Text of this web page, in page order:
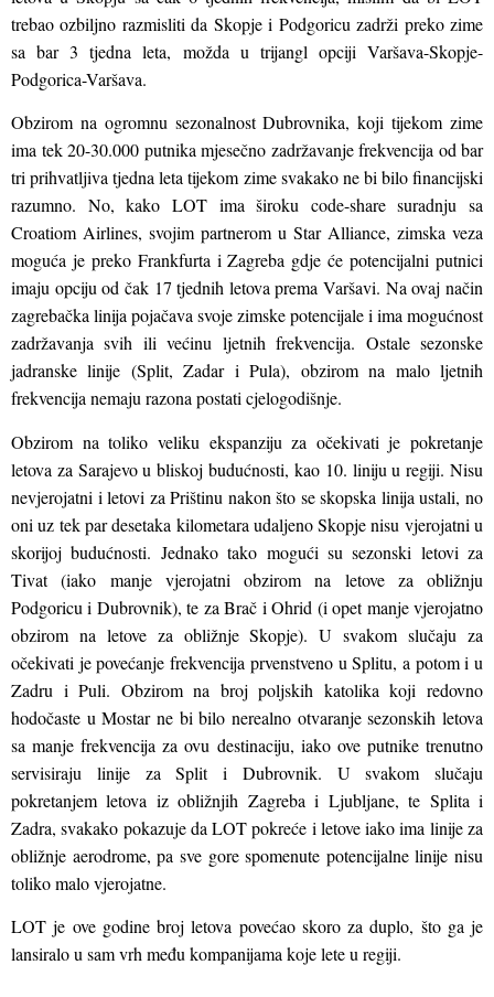
trebao ozbiljno razmisliti da Skopje i Podgoricu zadrži preko zime
sa bar 3 tjedna leta, možda u trijangl opciji Varšava-Skopje-
Podgorica-Varšava.
Obzirom na ogromnu sezonalnost Dubrovnika, koji tijekom zime
ima tek 20-30.000 putnika mjesečno zadržavanje frekvencija od bar
tri prihvatljiva tjedna leta tijekom zime svakako ne bi bilo financijski
razumno. No, kako LOT ima široku code-share suradnju sa
Croatiom Airlines, svojim partnerom u Star Alliance, zimska veza
moguća je preko Frankfurta i Zagreba gdje će potencijalni putnici
imaju opciju od čak 17 tjednih letova prema Varšavi. Na ovaj način
zagrebačka linija pojačava svoje zimske potencijale i ima mogućnost
zadržavanja svih ili većinu ljetnih frekvencija. Ostale sezonske
jadranske linije (Split, Zadar i Pula), obzirom na malo ljetnih
frekvencija nemaju razona postati cjelogodišnje.
Obzirom na toliko veliku ekspanziju za očekivati je pokretanje
letova za Sarajevo u bliskoj budućnosti, kao 10. liniju u regiji. Nisu
nevjerojatni i letovi za Prištinu nakon što se skopska linija ustali, no
oni uz tek par desetaka kilometara udaljeno Skopje nisu vjerojatni u
skorijoj budućnosti. Jednako tako mogući su sezonski letovi za
Tivat (iako manje vjerojatni obzirom na letove za obližnju
Podgoricu i Dubrovnik), te za Brač i Ohrid (i opet manje vjerojatno
obzirom na letove za obližnje Skopje). U svakom slučaju za
očekivati je povećanje frekvencija prvenstveno u Splitu, a potom i u
Zadru i Puli. Obzirom na broj poljskih katolika koji redovno
hodočaste u Mostar ne bi bilo nerealno otvaranje sezonskih letova
sa manje frekvencija za ovu destinaciju, iako ove putnike trenutno
servisiraju linije za Split i Dubrovnik. U svakom slučaju
pokretanjem letova iz obližnjih Zagreba i Ljubljane, te Splita i
Zadra, svakako pokazuje da LOT pokreće i letove iako ima linije za
obližnje aerodrome, pa sve gore spomenute potencijalne linije nisu
toliko malo vjerojatne.
LOT je ove godine broj letova povećao skoro za duplo, što ga je
lansiralo u sam vrh među kompanijama koje lete u regiji.